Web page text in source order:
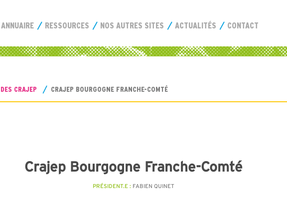
ANNUAIRE RESSOURCES NOS AUTRES SITES ACTUALITÉS CONTACT
CRAJEP CRAJEP BOURGOGNE FRANCHE-COMTÉ
Crajep Bourgogne Franche-Comté
PRÉSIDENT.E : FABIEN QUINET